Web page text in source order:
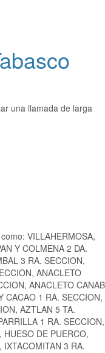
una llamada de larga
como: VILLAHERMOSA,
Y COLMENA 2 DA.
3 RA. SECCION,
ANACLETO
ANACLETO
CACAO 1 RA. SECCION,
AZTLAN 5 TA.
1 RA. SECCION,
DE PUERCO,
3 RA.